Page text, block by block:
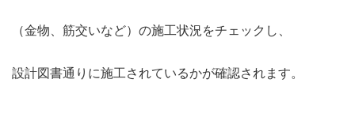
（金物、筋交いなど）の施工状況をチェックし、
設計図書通りに施工されているかが確認されます。